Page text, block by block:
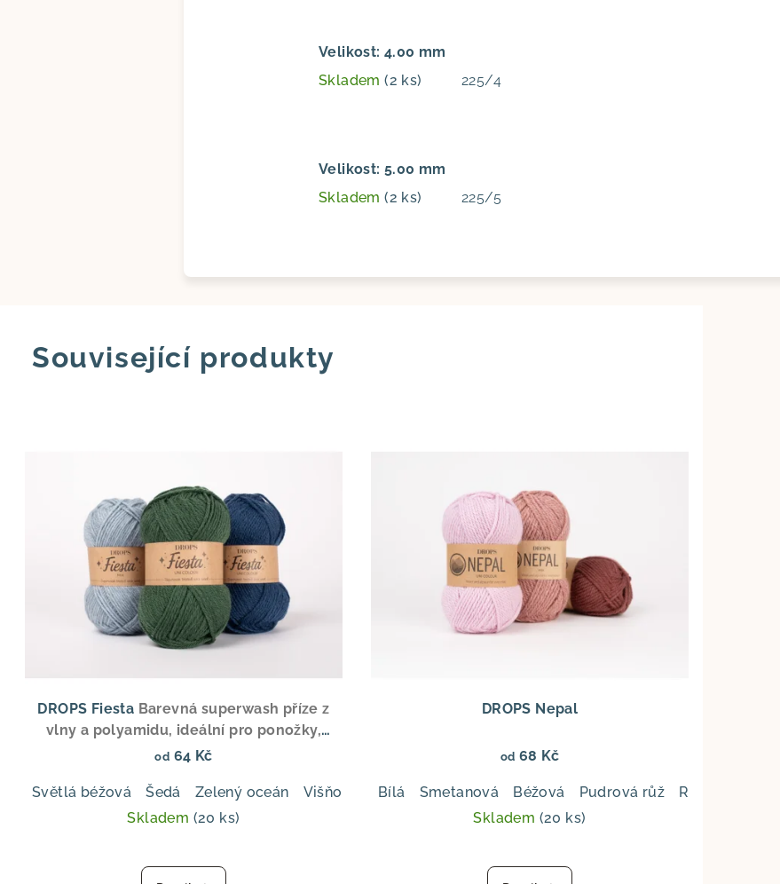
Velikost: 4.00 mm
Skladem(2 ks) 225/4
Velikost: 5.00 mm
Skladem(2 ks) 225/5
Související produkty
Švestka Perlově šedá Zelená šalvěj Olivová Tmavý břečťan Šedá
Popelavě šedá
DROPS Fiesta Barevná superwash příze z
vlny a polyamidu, ideální pro ponožky,
svetry a doplňky
od 64 Kč
Světlá béžová Šedá Zelený oceán Višňová marmeláda Pražené mandle
Grafit
Skladem (20 ks)
DROPS Nepal
od 68 Kč
Bílá Smetanová Béžová Pudrová růž Růžová
Skladem (20 ks)
hodnocení